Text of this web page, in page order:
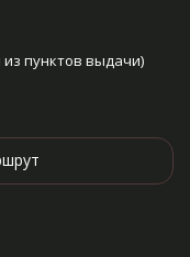
из пунктов выдачи)